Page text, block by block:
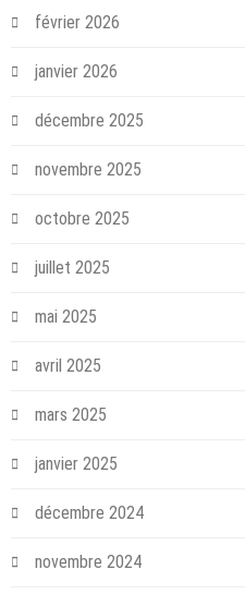
février 2026
janvier 2026
décembre 2025
novembre 2025
octobre 2025
juillet 2025
mai 2025
avril 2025
mars 2025
janvier 2025
décembre 2024
novembre 2024